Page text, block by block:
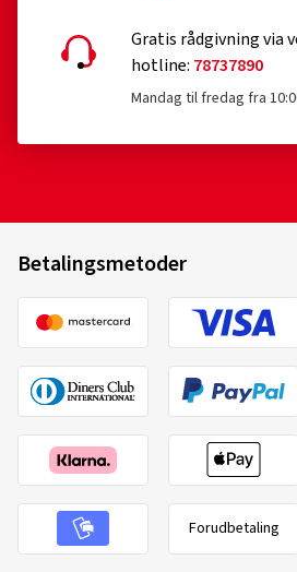
Gratis rådgivning via
hotline: 78737890
Mandag til fredag fra
Betalingsmetoder
Forudbetaling